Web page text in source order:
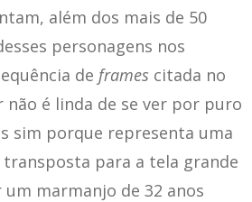
além dos mais de 50
personagens nos
de frames citada no
é linda de se ver por puro
sim porque representa uma
para a tela grande
marmanjo de 32 anos